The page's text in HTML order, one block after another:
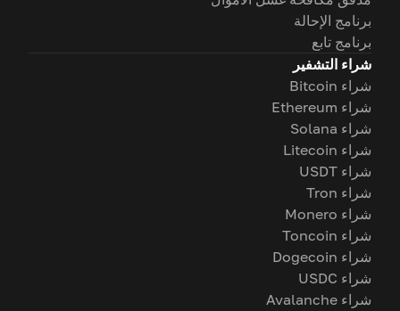
برنامج الإحالة
برنامج تابع
شراء التشفير
شراء Bitcoin
شراء Ethereum
شراء Solana
شراء Litecoin
شراء USDT
شراء Tron
شراء Monero
شراء Toncoin
شراء Dogecoin
شراء USDC
شراء Avalanche